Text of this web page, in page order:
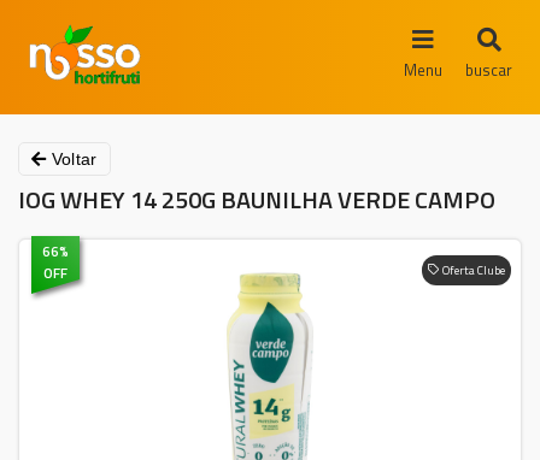
Menu buscar
Voltar
IOG WHEY 14 250G BAUNILHA VERDE CAMPO
Oferta Clube
66%
OFF